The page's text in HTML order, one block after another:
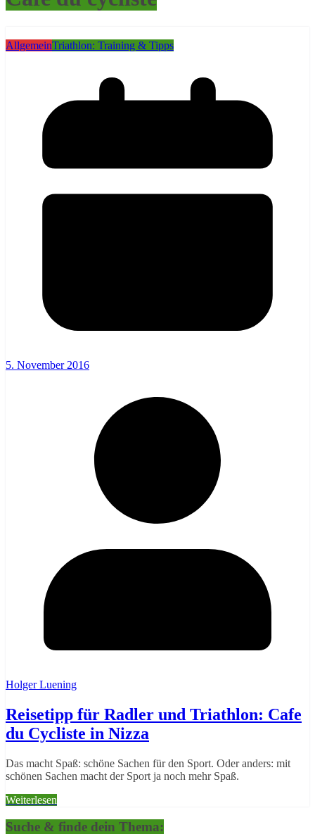
AllgemeinTriathlon: Training & Tipps
5. November 2016
Holger Luening
Reisetipp für Radler und Triathlon: Cafe
du Cycliste in Nizza
Das macht Spaß: schöne Sachen für den Sport. Oder anders: mit
schönen Sachen macht der Sport ja noch mehr Spaß.
Weiterlesen
Suche & finde dein Thema: